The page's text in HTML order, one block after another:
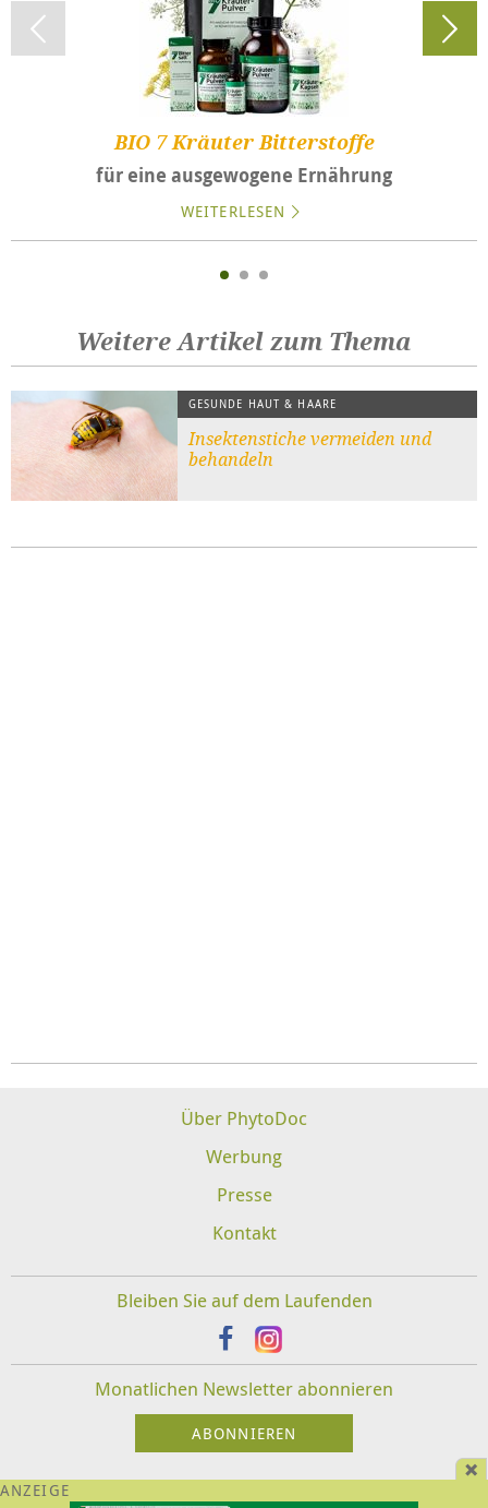
BIO 7 Kräuter Bitterstoffe
für eine ausgewogene Ernährung
WEITERLESEN
Weitere Artikel zum Thema
GESUNDE HAUT & HAARE
Insektenstiche vermeiden und
behandeln
Über PhytoDoc
Werbung
Presse
Kontakt
Bleiben Sie auf dem Laufenden
Monatlichen Newsletter abonnieren